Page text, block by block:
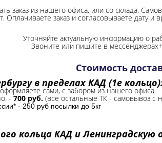
заказ из нашего офиса, или со склада.
Оплачиваете заказ и согласовываете дату и
Уточняйте актуальную информацию о
Звоните или пишите в
Стоимость
в пределах КАД (1е
сами, с забором из нашего офиса
- 700 руб. (все остальные ТК - самовывоз с
- 250 руб посылки до 5кг
кольца КАД и Ленинградскую